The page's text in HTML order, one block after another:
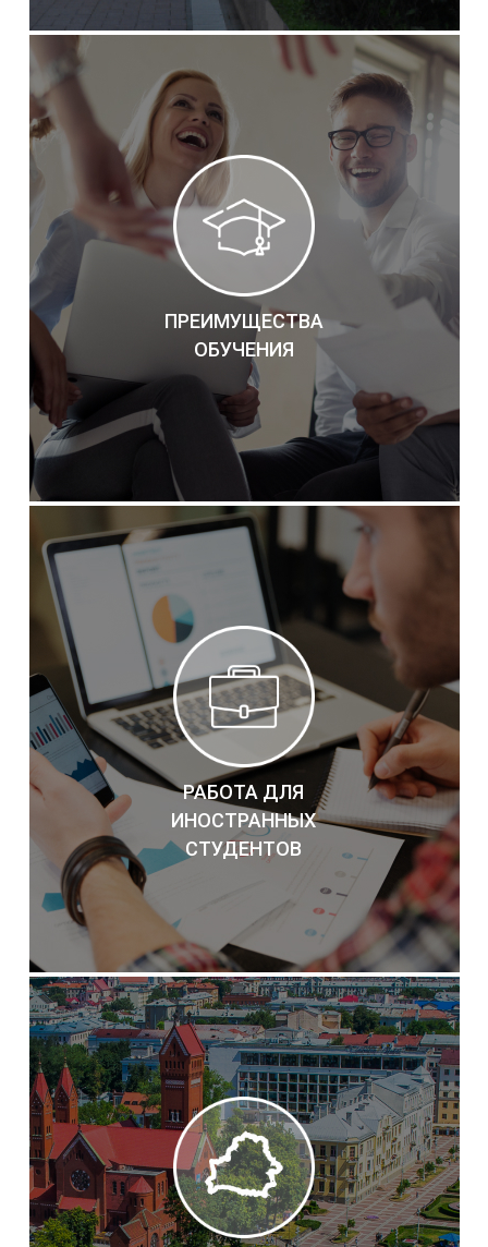
ПРЕИМУЩЕСТВА
ОБУЧЕНИЯ
РАБОТА ДЛЯ
ИНОСТРАННЫХ
СТУДЕНТОВ